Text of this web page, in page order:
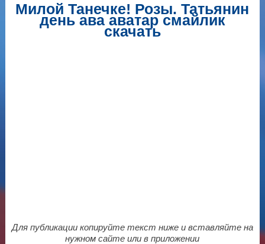
Милой Танечке! Розы. Татьянин
день ава аватар смайлик
скачать
Для публикации копируйте текст ниже и вставляйте на
нужном сайте или в приложении